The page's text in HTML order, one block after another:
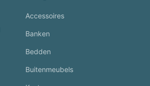
Accessoires
Banken
Bedden
Buitenmeubels